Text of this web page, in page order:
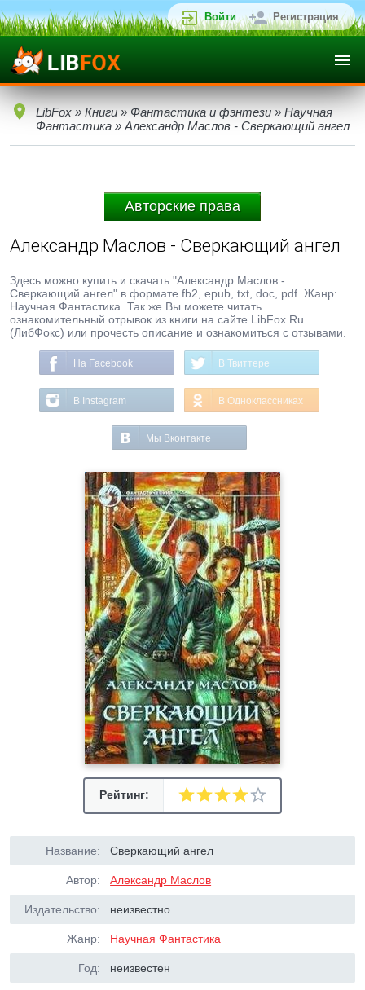
Войти Регистрация
LibFox » Книги » Фантастика и фэнтези » Научная
Фантастика » Александр Маслов - Сверкающий ангел
Авторские права
Александр Маслов - Сверкающий ангел
Здесь можно купить и скачать "Александр Маслов -
Сверкающий ангел" в формате fb2, epub, txt, doc, pdf. Жанр:
Научная Фантастика. Так же Вы можете читать
ознакомительный отрывок из книги на сайте LibFox.Ru
(ЛибФокс) или прочесть описание и ознакомиться с отзывами.
На Facebook В Твиттере
В Instagram В Одноклассниках
Мы Вконтакте
Рейтинг:
Название: Сверкающий ангел
Автор: Александр Маслов
Издательство: неизвестно
Жанр: Научная Фантастика
Год: неизвестен